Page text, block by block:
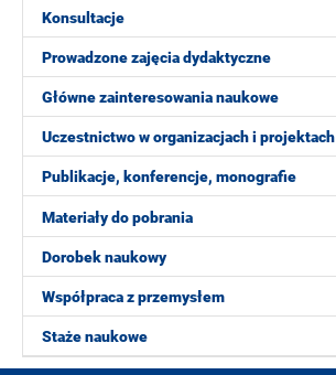
Konsultacje
Prowadzone zajęcia dydaktyczne
Główne zainteresowania naukowe
Uczestnictwo w organizacjach i projektach
Publikacje, konferencje, monografie
Materiały do pobrania
Dorobek naukowy
Współpraca z przemysłem
Staże naukowe